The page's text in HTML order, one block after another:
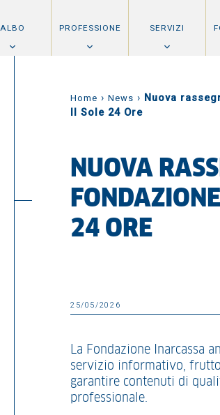
ALBO PROFESSIONE SERVIZI
Home › News › Nuova
Il Sole 24 Ore
NUOVA
24 ORE
25/05/2026
La Fondazione Inarcassa
servizio informativo,
garantire contenuti di
professionale.